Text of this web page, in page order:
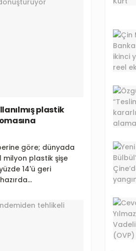
plastik
göre; dünyada
milyon plastik şişe
14'ü geri